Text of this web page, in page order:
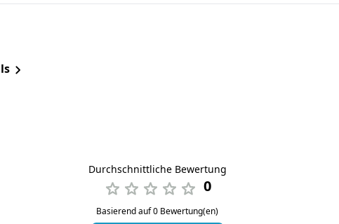
Durchschnittliche Bewertung
0
Basierend auf 0 Bewertung(en)